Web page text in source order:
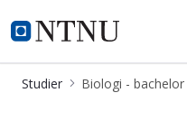
NTNU Hjemmeside
Biologi - bachelor
Studier Biologi - bachelor